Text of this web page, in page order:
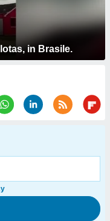
in Brasile.